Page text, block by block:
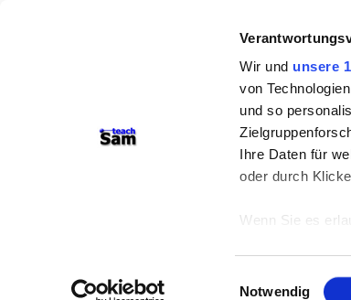
Wir und unsere
von
und so
Ihre Daten für
oder durch
Wenn Sie es
Ihr
Notwendig